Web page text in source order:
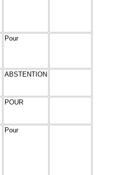
Pour
ABSTENTION
POUR
Pour